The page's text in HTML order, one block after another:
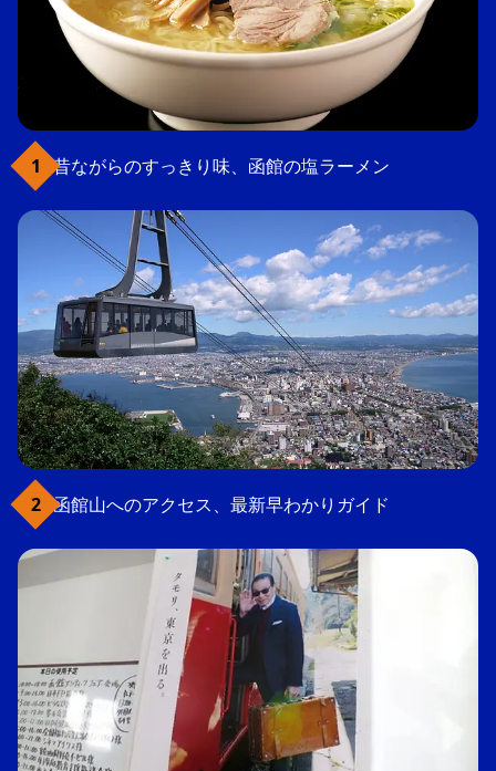
昔ながらのすっきり味、函館の塩ラーメン
函館山へのアクセス、最新早わかりガイド